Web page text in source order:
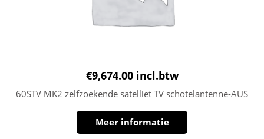
€9,674.00 incl.btw
60STV MK2 zelfzoekende satelliet TV schotelantenne-AUS
Meer informatie